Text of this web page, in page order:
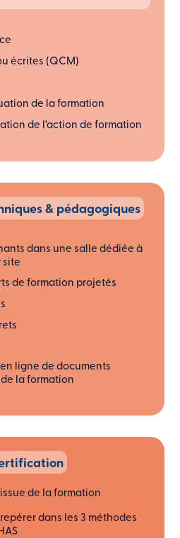
écrites (QCM)
de la formation
de l’action de formation
& pédagogiques
dans une salle dédiée à
site
de formation projetés
ligne de documents
la formation
de la formation
dans les 3 méthodes